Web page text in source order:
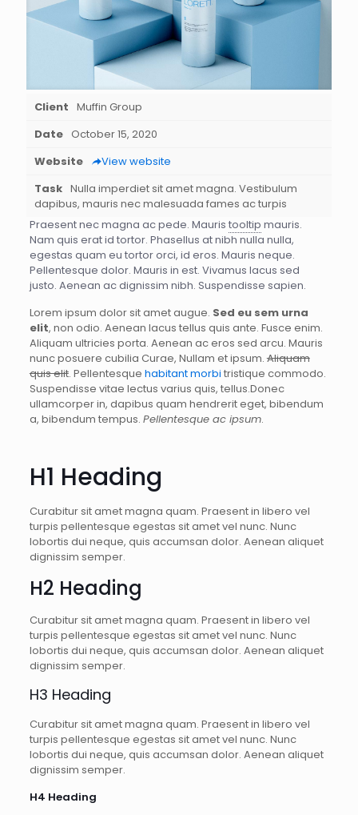
Client Muffin Group
Date October 15, 2020
Website
View website
Task Nulla imperdiet sit amet magna. Vestibulum
dapibus, mauris nec malesuada fames ac turpis
Praesent nec magna ac pede. Mauris tooltip mauris.
Nam quis erat id tortor. Phasellus at nibh nulla nulla,
egestas quam eu tortor orci, id eros. Mauris neque.
Pellentesque dolor. Mauris in est. Vivamus lacus sed
justo. Aenean ac dignissim nibh. Suspendisse sapien.
Lorem ipsum dolor sit amet augue. Sed eu sem urna
elit, non odio. Aenean lacus tellus quis ante. Fusce enim.
Aliquam ultricies porta. Aenean ac eros sed arcu. Mauris
nunc posuere cubilia Curae, Nullam et ipsum.Aliquam
quis elit. Pellentesque habitant morbi tristique commodo.
Suspendisse vitae lectus varius quis, tellus.Donec
ullamcorper in, dapibus quam hendrerit eget, bibendum
a, bibendum tempus. Pellentesque ac ipsum.
H1 Heading
Curabitur sit amet magna quam. Praesent in libero vel
turpis pellentesque egestas sit amet vel nunc. Nunc
lobortis dui neque, quis accumsan dolor. Aenean aliquet
dignissim semper.
H2 Heading
Curabitur sit amet magna quam. Praesent in libero vel
turpis pellentesque egestas sit amet vel nunc. Nunc
lobortis dui neque, quis accumsan dolor. Aenean aliquet
dignissim semper.
H3 Heading
Curabitur sit amet magna quam. Praesent in libero vel
turpis pellentesque egestas sit amet vel nunc. Nunc
lobortis dui neque, quis accumsan dolor. Aenean aliquet
dignissim semper.
H4 Heading